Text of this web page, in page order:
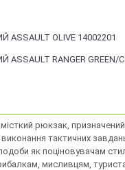
рюкзак,
виконання тактичних
як поціновувачам
мисливцям,